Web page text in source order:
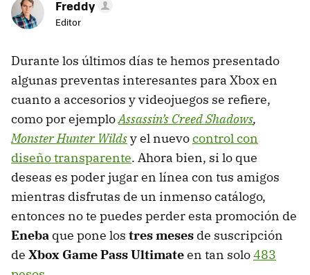
Freddy
Editor
Durante los últimos días te hemos presentado
algunas preventas interesantes para Xbox en
cuanto a accesorios y videojuegos se refiere,
como por ejemploAssassin’s Creed Shadows,
Monster Hunter Wildsy el nuevocontrol con
diseño transparente. Ahora bien, si lo que
deseas es poder jugar en línea con tus amigos
mientras disfrutas de un inmenso catálogo,
entonces no te puedes perder esta promoción de
Eneba que pone los tres meses de suscripción
de Xbox Game Pass Ultimateen tan solo483